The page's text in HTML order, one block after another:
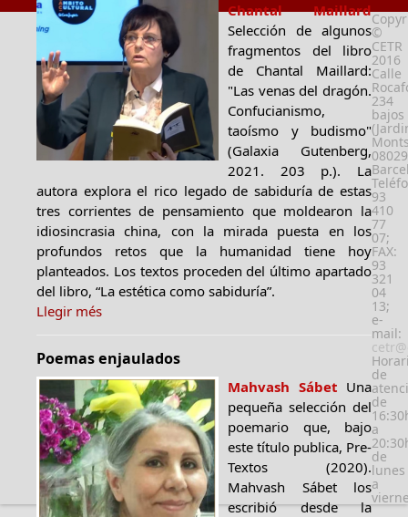
Chantal Maillard
Selección de algunos
fragmentos del libro
de Chantal Maillard:
"Las venas del dragón.
Confucianismo,
taoísmo y budismo"
(Galaxia Gutenberg,
2021. 203 p.). La
autora explora el rico legado de sabiduría de estas
tres corrientes de pensamiento que moldearon la
idiosincrasia china, con la mirada puesta en los
profundos retos que la humanidad tiene hoy
planteados. Los textos proceden del último apartado
del libro, “La estética como sabiduría”.
Llegir més
Poemas enjaulados
Mahvash Sábet Una
pequeña selección del
poemario que, bajo
este título publica, Pre-
Textos (2020).
Mahvash Sábet los
escribió desde la
©
CETR
2016
Calle
234
bajos
08029
93
410
77
07;
FAX:
93
321
04
13;
e-
mail:
de
de
a
de
lunes
a